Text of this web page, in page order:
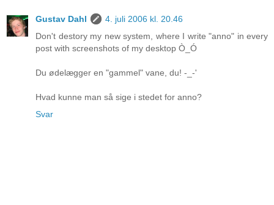
Gustav Dahl
4. juli 2006 kl. 20.46
Don't destory my new system, where I write "anno" in every
post with screenshots of my desktop Ò_Ó
Du ødelægger en "gammel" vane, du! -_-'
Hvad kunne man så sige i stedet for anno?
Svar